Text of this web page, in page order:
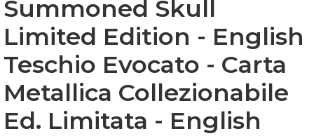
Summoned Skull
Limited Edition - English
Teschio Evocato - Carta
Metallica Collezionabile
Ed. Limitata - English